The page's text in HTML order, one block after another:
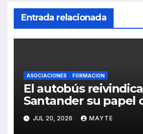
Entrada relacionada
ASOCIACIONES FORMACION
El autobús
Santander su papel
de la movilidad
cohesión territorial
JUL 20, 2026 MAYTE